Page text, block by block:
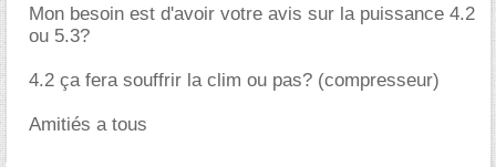
Mon besoin est d'avoir votre avis sur la puissance 4.2
ou 5.3?
4.2 ça fera souffrir la clim ou pas? (compresseur)
Amitiés a tous